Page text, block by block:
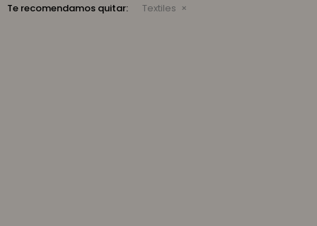
Te recomendamos quitar: Textiles